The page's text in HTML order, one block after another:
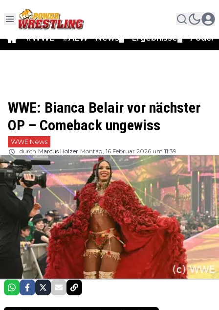
#WWE #AEW News Ergebnisse
WWE: Bianca Belair vor nächster
OP – Comeback ungewiss
WWE News
durch Marcus Holzer Montag, 16 Februar 2026 um 11:39